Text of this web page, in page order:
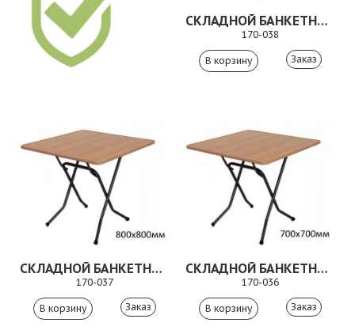
СКЛАДНОЙ БАНКЕТНЫЙ СТОЛ 170-038
170-038
Заказ
СКЛАДНОЙ БАНКЕТНЫЙ СТОЛ 170-037
170-037
Заказ
СКЛАДНОЙ БАНКЕТНЫЙ СТОЛ 170-036
170-036
Заказ